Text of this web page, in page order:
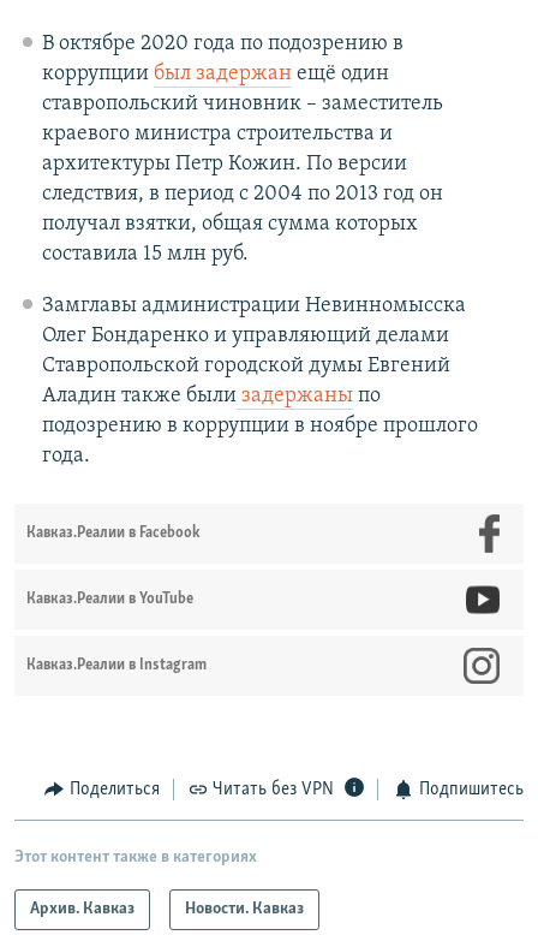
В октябре 2020 года по подозрению в
коррупции был задержанещё один
ставропольский чиновник – заместитель
краевого министра строительства и
архитектуры Петр Кожин. По версии
следствия, в период с 2004 по 2013 год он
получал взятки, общая сумма которых
составила 15 млн руб.
Замглавы администрации Невинномысска
Олег Бондаренко и управляющий делами
Ставропольской городской думы Евгений
Аладин также былизадержаныпо
подозрению в коррупции в ноябре прошлого
года.
Кавказ.Реалии в Facebook
Кавказ.Реалии в YouTube
Кавказ.Реалии в Instagram
Поделиться Читать без VPN Подпишитесь
Этот контент также в категориях
Архив. Кавказ Новости. Кавказ